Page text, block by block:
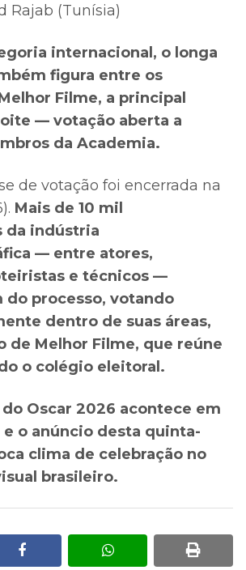
Rajab (Tunísia)
internacional, o longa
figura entre os
Filme, a principal
— votação aberta a
da Academia.
de votação foi encerrada na
Mais de 10 mil
da indústria
— entre atores,
e técnicos —
do processo, votando
dentro de suas áreas,
de Melhor Filme, que reúne
o colégio eleitoral.
Oscar 2026 acontece em
e o anúncio desta quinta-
clima de celebração no
brasileiro.
facebook whatsapp print